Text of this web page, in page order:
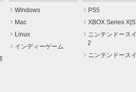
Windows
Mac
Linux
インディーゲーム
PS5
XBOX Series X|S
ニンテンドース
2
ニンテンドース